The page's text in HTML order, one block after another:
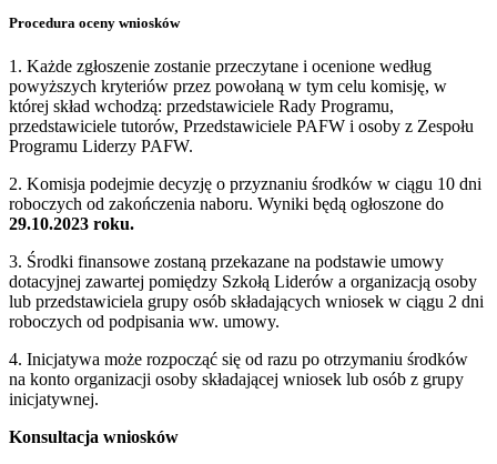
Procedura oceny wniosków
1. Każde zgłoszenie zostanie przeczytane i ocenione według
powyższych kryteriów przez powołaną w tym celu komisję, w
której skład wchodzą: przedstawiciele Rady Programu,
przedstawiciele tutorów, Przedstawiciele PAFW i osoby z Zespołu
Programu Liderzy PAFW.
2. Komisja podejmie decyzję o przyznaniu środków w ciągu 10 dni
roboczych od zakończenia naboru. Wyniki będą ogłoszone do
29.10.2023 roku.
3. Środki finansowe zostaną przekazane na podstawie umowy
dotacyjnej zawartej pomiędzy Szkołą Liderów a organizacją osoby
lub przedstawiciela grupy osób składających wniosek w ciągu 2 dni
roboczych od podpisania ww. umowy.
4. Inicjatywa może rozpocząć się od razu po otrzymaniu środków
na konto organizacji osoby składającej wniosek lub osób z grupy
inicjatywnej.
Konsultacja wniosków